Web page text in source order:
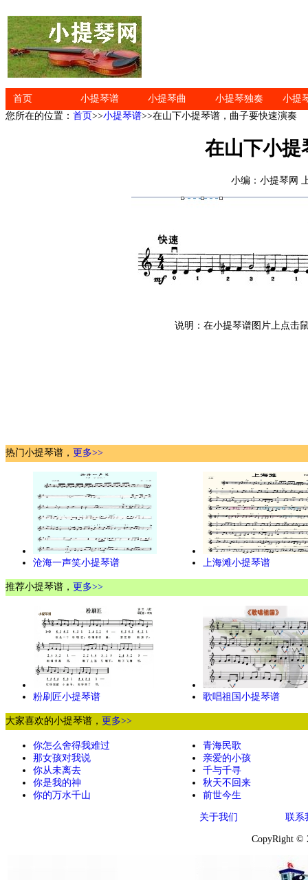
首页 小提琴谱 小提琴曲 小提琴独奏
小提
您所在的位置： 首页>>小提琴谱>>在山下小提琴谱，曲子要快速演奏
在山下小提
小编：小提琴网
说明：在小提琴谱图片上点击
热门小提琴谱， 更多>>
沧海一声笑小提琴谱 上海滩小提琴谱
推荐小提琴谱， 更多>>
粉刷匠小提琴谱 歌唱祖国小提琴谱
大家喜欢的小提琴谱， 更多>>
你怎么舍得我难过
那女孩对我说
你从未离去
你是我的神
你的万水千山
青海民歌
亲爱的小孩
千与千寻
秋天不回来
前世今生
关于我们 联系
CopyRight ©